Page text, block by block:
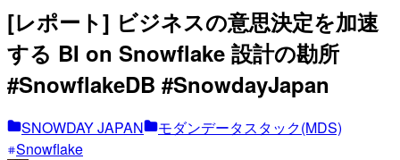
[レポート] ビジネスの意思決定を加速
する BI on Snowflake 設計の勘所
#SnowflakeDB #SnowdayJapan
SNOWDAY JAPAN
モダンデータスタック(MDS)
Snowflake